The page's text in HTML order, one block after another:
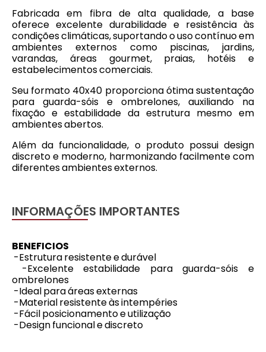
Fabricada em fibra de alta qualidade, a base
oferece excelente durabilidade e resistência às
condições climáticas, suportando o uso contínuo em
ambientes externos como piscinas, jardins,
varandas, áreas gourmet, praias, hotéis e
estabelecimentos comerciais.
Seu formato 40x40 proporciona ótima sustentação
para guarda-sóis e ombrelones, auxiliando na
fixação e estabilidade da estrutura mesmo em
ambientes abertos.
Além da funcionalidade, o produto possui design
discreto e moderno, harmonizando facilmente com
diferentes ambientes externos.
INFORMAÇÕES IMPORTANTES
BENEFICIOS
-Estrutura resistente e durável
-Excelente estabilidade para guarda-sóis e
ombrelones
-Ideal para áreas externas
-Material resistente às intempéries
-Fácil posicionamento e utilização
-Design funcional e discreto